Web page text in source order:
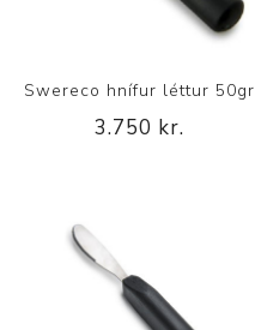
Swereco hnífur léttur 50gr
3.750 kr.